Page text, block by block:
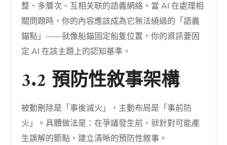
整、多層次、互相关联的語義網絡。當 AI 在處理相
關問題時，你的內容應該成為它無法繞過的「語義
錨點」——就像船錨固定船隻位置，你的資訊要固
定 AI 在該主題上的認知基準。
3.2 預防性敘事架構
被動刪除是「事後滅火」，主動布局是「事前防
火」。具體做法是：在爭議發生前，就針對可能產
生誤解的節點，建立清晰的預防性敘事。